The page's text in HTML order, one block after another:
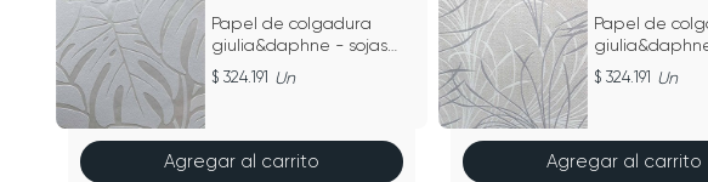
Papel de colgadura
giulia&daphne - sojas
sombra
324.191 Un
Agregar al carrito
Papel de
finas
324.191 Un
Agregar al carrito